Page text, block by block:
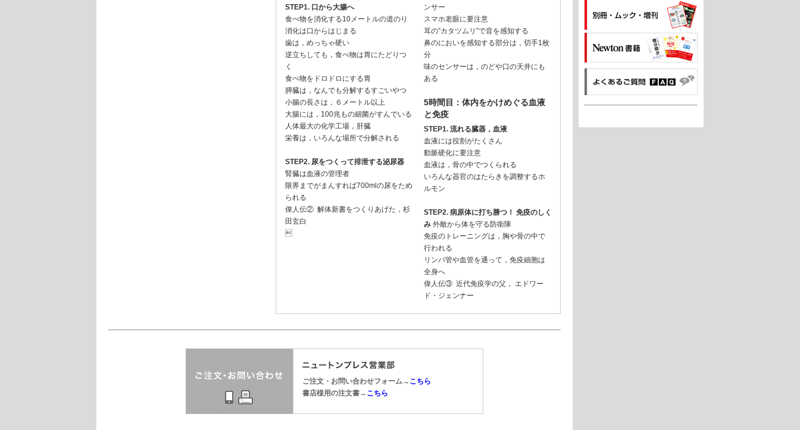
STEP1. 口から大腸へ
食べ物を消化する10メートルの道のり
消化は口からはじまる
歯は，めっちゃ硬い
逆立ちしても，食べ物は胃にたどりつ
く
食べ物をドロドロにする胃
膵臓は，なんでも分解するすごいやつ
小腸の長さは，６メートル以上
大腸には，100兆もの細菌がすんでいる
人体最大の化学工場，肝臓
栄養は，いろんな場所で分解される
STEP2. 尿をつくって排泄する泌尿器
腎臓は血液の管理者
限界までがまんすれば700mlの尿をため
られる
偉人伝② 解体新書をつくりあげた，杉
田玄白

ンサー
スマホ老眼に要注意
耳の”カタツムリ”で音を感知する
鼻のにおいを感知する部分は，切手1枚
分
味のセンサーは，のどや口の天井にも
ある
5時間目：体内をかけめぐる血液
と免疫
STEP1. 流れる臓器，血液
血液には役割がたくさん
動脈硬化に要注意
血液は，骨の中でつくられる
いろんな器官のはたらきを調整するホ
ルモン
STEP2. 病原体に打ち勝つ！ 免疫のしく
み外敵から体を守る防衛隊
免疫のトレーニングは，胸や骨の中で
行われる
リンパ管や血管を通って，免疫細胞は
全身へ
偉人伝③ 近代免疫学の父， エドワー
ド・ジェンナー
ご注文・お問い合わせフォーム→ こちら
書店様用の注文書→ こちら